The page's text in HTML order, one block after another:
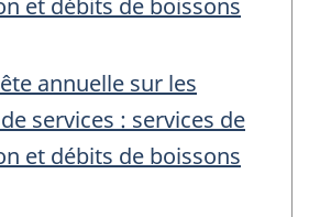
et débits de boissons
annuelle sur les
services : services de
et débits de boissons